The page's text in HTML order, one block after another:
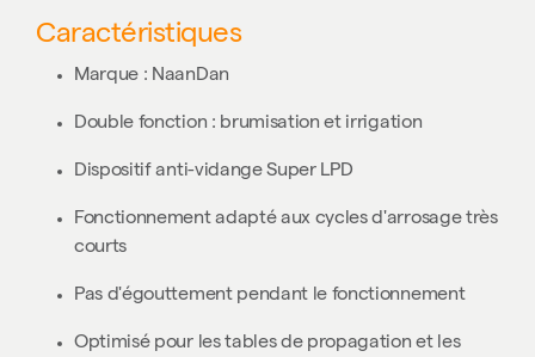
Caractéristiques
Marque : NaanDan
Double fonction : brumisation et irrigation
Dispositif anti-vidange Super LPD
Fonctionnement adapté aux cycles d'arrosage très
courts
Pas d'égouttement pendant le fonctionnement
Optimisé pour les tables de propagation et les